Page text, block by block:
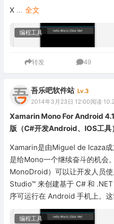
X ... 全文
编程工具
转发 49
吾乐吧软件站 Lv.3
2014年3月23日 12:00阅读
Xamarin Mono For Android
版（C#开发Android、IOS工具）
Xamarin是由Miguel de Icaza
是给Mono一个继续奋斗的机会
MonoDroid）可以让开发人员
Studio™ 来创建基于 C# 和
序可运行在 Android 手机上。
编程工具